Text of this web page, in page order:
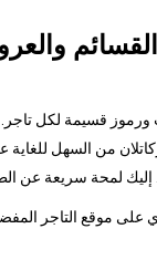
ورموز قسيمة لكل
من السهل للغاية
إليك لمحة سريعة عن
على موقع التاجر